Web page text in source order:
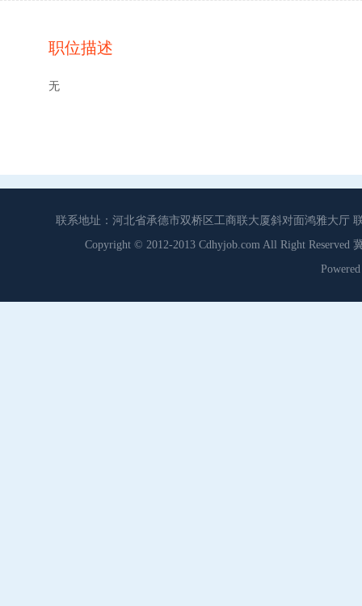
职位描述
无
联系地址：河北省承德市双桥区工商联大厦斜对面鸿雅大厅
Copyright © 2012-2013 Cdhyjob.com All Right Reserved